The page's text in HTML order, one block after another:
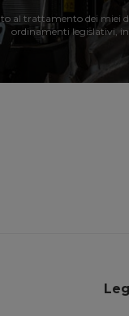
al trattamento dei
ordinamenti legislativi,